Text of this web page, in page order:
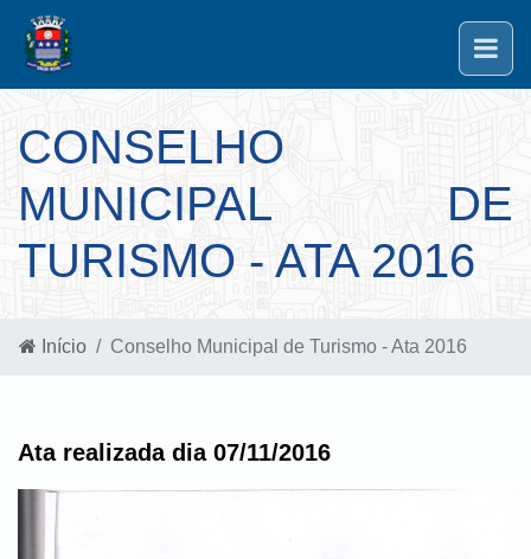
CONSELHO
MUNICIPAL DE
TURISMO - ATA 2016
Início Conselho Municipal de Turismo - Ata 2016
Ata realizada dia 07/11/2016